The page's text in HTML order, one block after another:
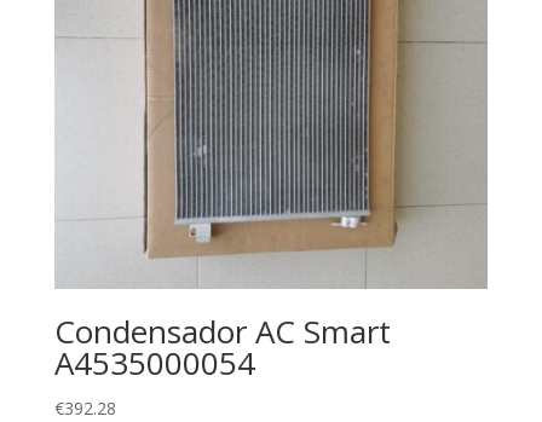
Condensador AC Smart
A4535000054
€392.28